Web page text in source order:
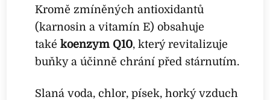
Kromě zmíněných antioxidantů
(karnosin a vitamín E) obsahuje
takékoenzym Q10, který revitalizuje
buňky a účinně chrání před stárnutím.
Slaná voda, chlor, písek, horký vzduch